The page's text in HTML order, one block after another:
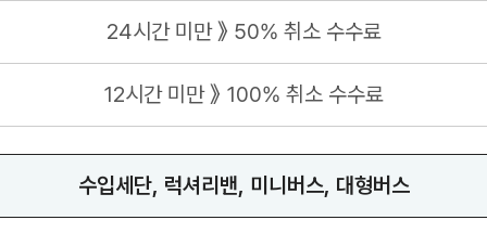
수입세단, 럭셔리밴, 미니버스, 대형버스
24시간 미만 》 50% 취소 수수료
12시간 미만 》 100% 취소 수수료